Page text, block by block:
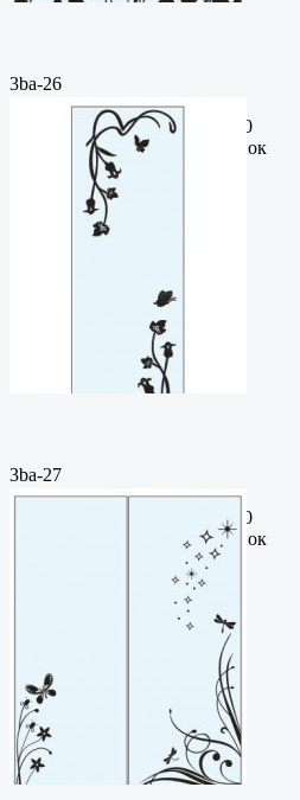
3ba-26
Пескоструйный
рисунокФормат: cdrЦена: 200
руб.Метки: векторный рисунок
3ba-27
Пескоструйный
рисунокФормат: cdrЦена: 200
руб.Метки: векторный рисунок